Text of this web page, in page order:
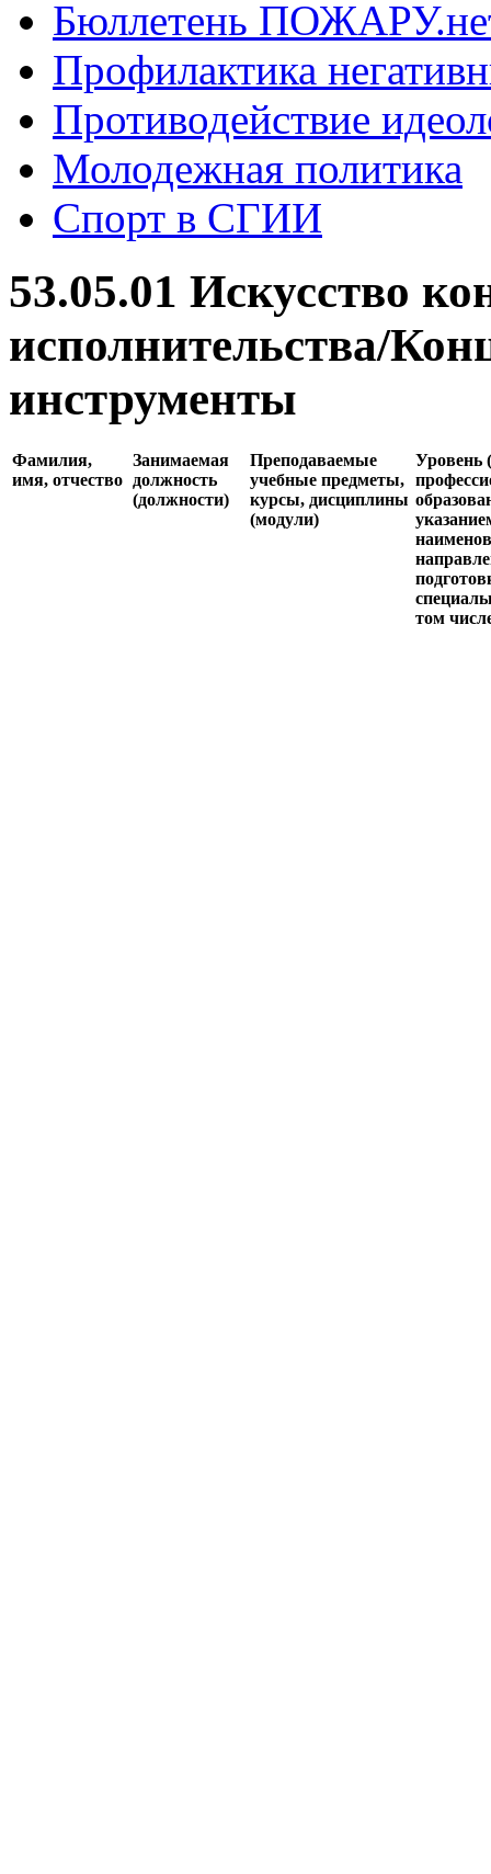
Бюллетень
Профилактика
Противодействие
Молодежная политика
Спорт в СГИИ
53.05.01 Искусство
исполнительства/
инструменты
Фамилия,
имя, отчество
Занимаемая
должность
(должности)
Преподаваемые
учебные предметы,
курсы, дисциплины
(модули)
Уровень
том